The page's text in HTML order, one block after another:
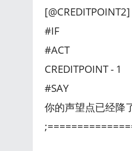
[@CREDITPOINT2]
#IF
#ACT
CREDITPOINT - 1
#SAY
你的声望点已经降